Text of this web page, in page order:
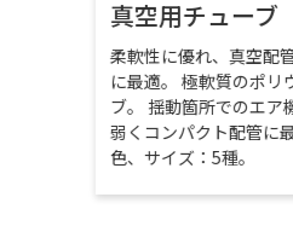
真空用チューブ
柔軟性に優れ、真空配
に最適。 極軟質のポリ
ブ。 揺動箇所でのエア
弱くコンパクト配管に
色、サイズ：5種。